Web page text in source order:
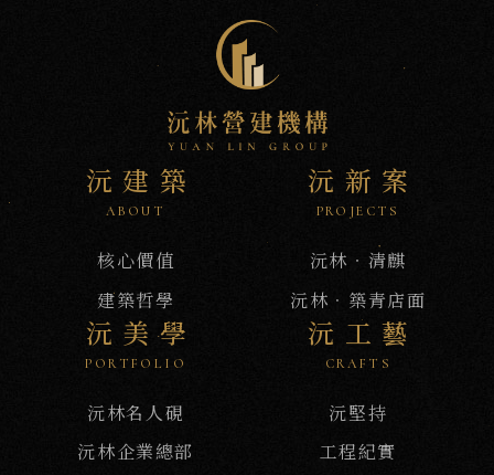
新
訊
NEWS
沅建築
ABOUT
核心價值
建築哲學
沅新案
PROJECTS
沅林‧清麒
沅林．築青店面
沅美學
PORTFOLIO
沅林名人硯
沅林企業總部
沅工藝
CRAFTS
沅堅持
工程紀實